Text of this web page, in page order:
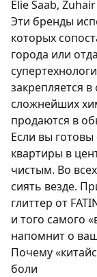
Elie Saab,
Эти бренды
которых
города или
закрепляется
сложнейших
продаются в
Если вы готовы
квартиры в
чистым. Во
сиять везде.
глиттер от
и того самого
напомнит о
Почему
боли